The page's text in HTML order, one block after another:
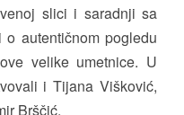
slici i saradnji sa
autentičnom pogledu
velike umetnice. U
i Tijana Višković,
Brščić.